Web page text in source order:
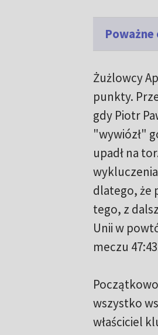
Poważne
Żużlowcy
punkty.
gdy Piotr
"wywiózł"
upadł na
dlatego, że
tego, z
Unii w
meczu
wszystko
właściciel